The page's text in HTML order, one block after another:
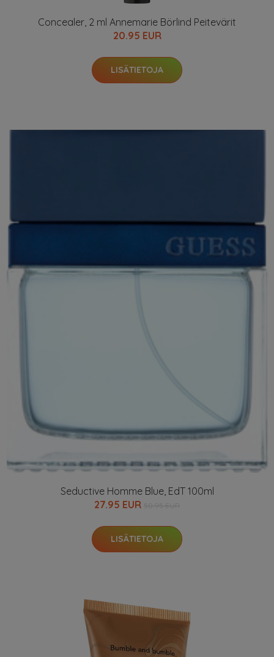
Concealer, 2 ml Annemarie Börlind Peitevärit
20.95 EUR
LISÄTIETOJA
Seductive Homme Blue, EdT 100ml
27.95 EUR
LISÄTIETOJA